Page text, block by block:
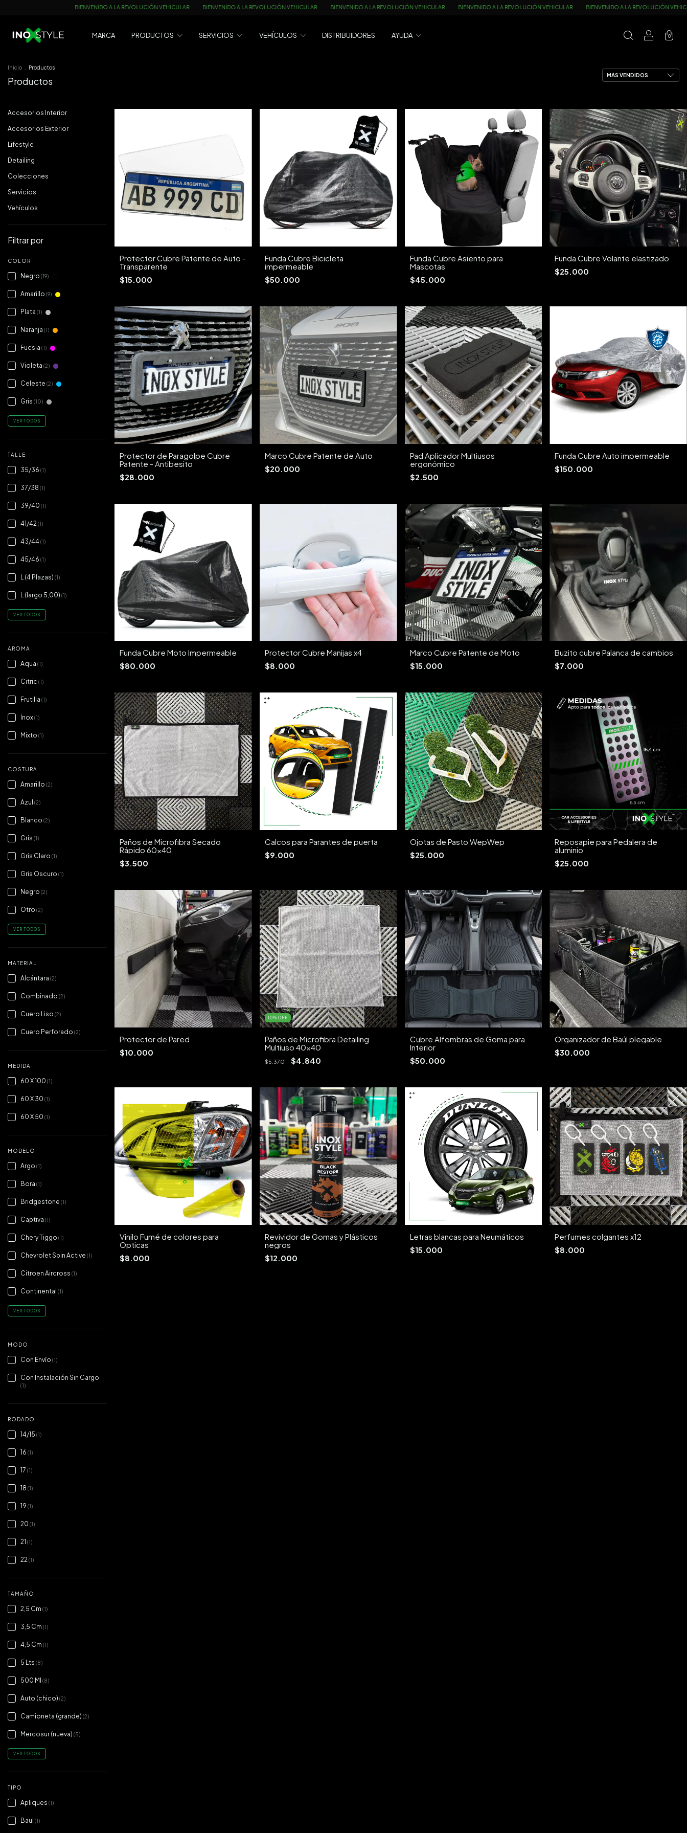
A LA REVOLUCIÓN VEHICULAR BIENVENIDO A LA REVOLUCIÓN VEHICULAR BIENVENIDO A LA REVOLUCIÓN VEHICULAR BIENVENIDO A LA REVOLUCIÓN VEHICULAR BIENVENIDO A LA REVOLUCIÓN VEHICULAR BIENVENIDO A LA
MARCA PRODUCTOS SERVICIOS VEHÍCULOS DISTRIBUIDORES AYUDA 0
Inicio Productos
Productos
Accesorios Interior
Accesorios Exterior
Lifestyle
Detailing
Colecciones
Servicios
Vehículos
Filtrar por
COLOR
Negro (19)
Amarillo (9)
Plata (1)
Naranja (1)
Fucsia (1)
Violeta (2)
Celeste (2)
Gris (10)
VER TODOS
TALLE
35/36 (1)
37/38 (1)
39/40 (1)
41/42(1)
43/44 (1)
45/46 (1)
L (4 Plazas) (1)
L (largo 5,00) (1)
VER TODOS
AROMA
Aqua (1)
Citric (1)
Frutilla (1)
Inox(1)
Mixto (1)
COSTURA
Amarillo (2)
Azul (2)
Blanco (2)
Gris (1)
Gris Claro (1)
Gris Oscuro (1)
Negro (2)
Otro (2)
VER TODOS
MATERIAL
Alcántara (2)
Combinado (2)
Cuero Liso (2)
Cuero Perforado (2)
MEDIDA
60 X 100 (1)
60 X 30 (1)
60 X 50 (1)
MODELO
Argo (1)
Bora (1)
Bridgestone (1)
Captiva (1)
Chery Tiggo (1)
Chevrolet Spin Active (1)
Citroen Aircross (1)
Continental (1)
VER TODOS
MODO
Con Envío (1)
Con Instalación Sin Cargo
(1)
RODADO
14/15 (1)
16 (1)
17 (1)
18 (1)
19 (1)
20 (1)
21 (1)
22(1)
TAMAÑO
2,5 Cm (1)
3,5 Cm (1)
4,5 Cm (1)
5 Lts (8)
500 Ml (8)
Auto (chico) (2)
Camioneta (grande) (2)
Mercosur (nueva) (5)
VER TODOS
TIPO
Apliques (1)
Baul (1)
Protector Cubre Patente de Auto -
Transparente
$15.000
Funda Cubre Bicicleta
impermeable
$50.000
Funda Cubre Asiento para
Mascotas
$45.000
Funda Cubre Volante elastizado
$25.000
Protector de Paragolpe Cubre
Patente - Antibesito
$28.000
Marco Cubre Patente de Auto
$20.000
Pad Aplicador Multiusos
ergonómico
$2.500
Funda Cubre Auto impermeable
$150.000
Funda Cubre Moto Impermeable
$80.000
Protector Cubre Manijas x4
$8.000
Marco Cubre Patente de Moto
$15.000
Buzito cubre Palanca de cambios
$7.000
Paños de Microfibra Secado
Rápido 60x40
$3.500
Calcos para Parantes de puerta
$9.000
Ojotas de Pasto WepWep
$25.000
Reposapie para Pedalera de
aluminio
$25.000
Protector de Pared
$10.000
10% OFF
Paños de Microfibra Detailing
Multiuso 40x40
$5.370 $4.840
Cubre Alfombras de Goma para
Interior
$50.000
Organizador de Baúl plegable
$30.000
Vinilo Fumé de colores para
Opticas
$8.000
Revividor de Gomas y Plásticos
negros
$12.000
Letras blancas para Neumáticos
$15.000
Perfumes colgantes x12
$8.000